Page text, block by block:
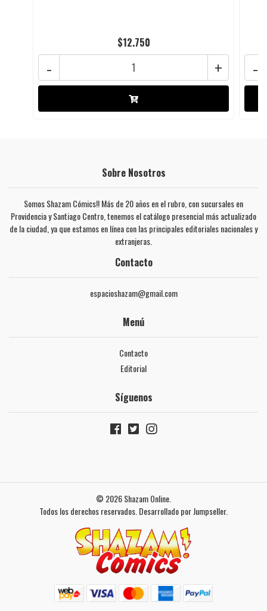
$12.750
+
- -
Sobre Nosotros
Somos Shazam Cómics!! Más de 20 años en el rubro, con sucursales en
Providencia y Santiago Centro, tenemos el catálogo presencial más actualizado
de la ciudad, ya que estamos en línea con las principales editoriales nacionales y
extranjeras.
Contacto
espacioshazam@gmail.com
Menú
Contacto
Editorial
Síguenos
© 2026 Shazam Online.
Todos los derechos reservados. Desarrollado por Jumpseller.